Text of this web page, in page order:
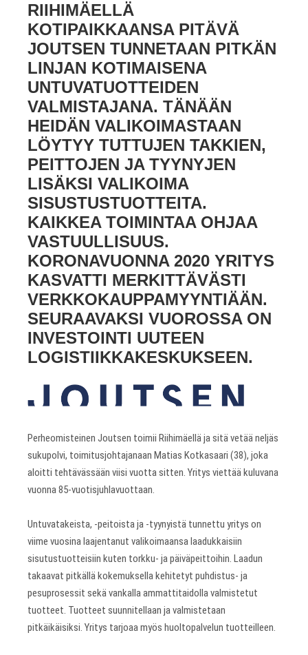
RIIHIMÄELLÄ
KOTIPAIKKAANSA PITÄVÄ
JOUTSEN TUNNETAAN PITKÄN
LINJAN KOTIMAISENA
UNTUVATUOTTEIDEN
VALMISTAJANA. TÄNÄÄN
HEIDÄN VALIKOIMASTAAN
LÖYTYY TUTTUJEN TAKKIEN,
PEITTOJEN JA TYYNYJEN
LISÄKSI VALIKOIMA
SISUSTUSTUOTTEITA.
KAIKKEA TOIMINTAA OHJAA
VASTUULLISUUS.
KORONAVUONNA 2020 YRITYS
KASVATTI MERKITTÄVÄSTI
VERKKOKAUPPAMYYNTIÄÄN.
SEURAAVAKSI VUOROSSA ON
INVESTOINTI UUTEEN
LOGISTIIKKAKESKUKSEEN.
Perheomisteinen Joutsen toimii Riihimäellä ja sitä vetää neljäs
sukupolvi, toimitusjohtajanaan Matias Kotkasaari (38), joka
aloitti tehtävässään viisi vuotta sitten. Yritys viettää kuluvana
vuonna 85-vuotisjuhlavuottaan.
Untuvatakeista, -peitoista ja -tyynyistä tunnettu yritys on
viime vuosina laajentanut valikoimaansa laadukkaisiin
sisutustuotteisiin kuten torkku- ja päiväpeittoihin. Laadun
takaavat pitkällä kokemuksella kehitetyt puhdistus- ja
pesuprosessit sekä vankalla ammattitaidolla valmistetut
tuotteet. Tuotteet suunnitellaan ja valmistetaan
pitkäikäisiksi. Yritys tarjoaa myös huoltopalvelun tuotteilleen.